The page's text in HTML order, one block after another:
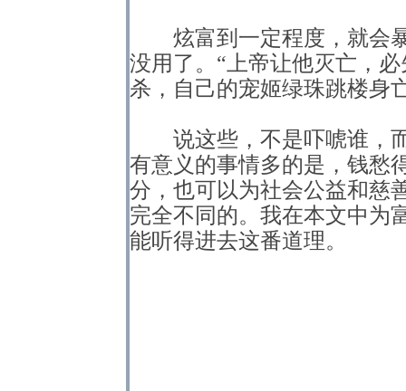
炫富到一定程度，就会暴
没用了。“上帝让他灭亡，
杀，自己的宠姬绿珠跳楼身
说这些，不是吓唬谁，而
有意义的事情多的是，钱愁
分，也可以为社会公益和慈
完全不同的。我在本文中为
能听得进去这番道理。